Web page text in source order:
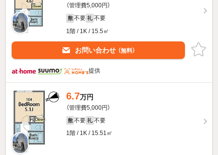
（管理費5,000円）
敷 不要 礼 不要
1階 / 1K / 15.5㎡
お問い合わせ （無料）
提供
6.7万円
（管理費5,000円）
敷 不要 礼 不要
1階 / 1K / 15.51㎡